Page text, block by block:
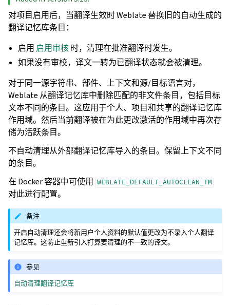
对项目启用后，当翻译生效时 Weblate 替换旧的自动生成的
翻译记忆库条目：
启用 启用审核时，清理在批准翻译时发生。
如果没有审校，译文一转为已翻译状态就会被清理。
对于同一源字符串、部件、上下文和源/目标语言对，
Weblate 从翻译记忆库中删除匹配的非文件条目，包括目标
文本不同的条目。这应用于个人、项目和共享的翻译记忆库
作用域。然后当前翻译被在为此更改激活的作用域中再次存
储为活跃条目。
不自动清理从外部翻译记忆库导入的条目。保留上下文不同
的条目。
在 Docker 容器中可使用 WEBLATE_DEFAULT_AUTOCLEAN_TM
对此进行配置。
备注
开启自动清理还会将新用户个人资料的默认值更改为不录入个人翻译
记忆库。这防止重新引入打算要清理的不一致的译文。
参见
自动清理翻译记忆库